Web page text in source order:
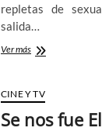
repletas de
salida…
Ver másPelículas
pervivencia:
Aquí
llega
CINE Y TV
Se nos fue